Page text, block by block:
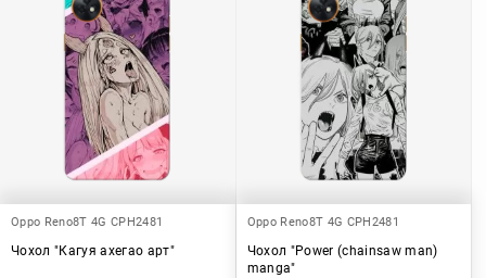
Oppo Reno8T 4G CPH2481
Чохол "Кагуя ахегао арт"
Oppo Reno8T 4G CPH2481
Чохол "Power (chainsaw man)
manga"